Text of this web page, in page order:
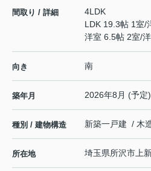
間取り / 詳細
4LDK
LDK 19.3帖 1室/
洋室 6.5帖 2室/
向き 南
築年月 2026年8月 (予定)
種別 / 建物構造 新築一戸建 / 木
所在地 埼玉県所沢市 上